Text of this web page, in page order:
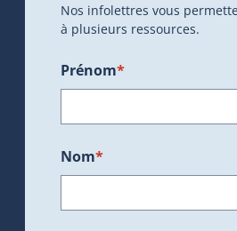
Nos infolettres vous
à plusieurs ressources.
Prénom*
Nom*